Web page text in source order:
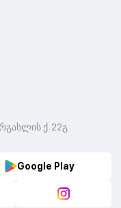
ქ. 22გ
Google Play